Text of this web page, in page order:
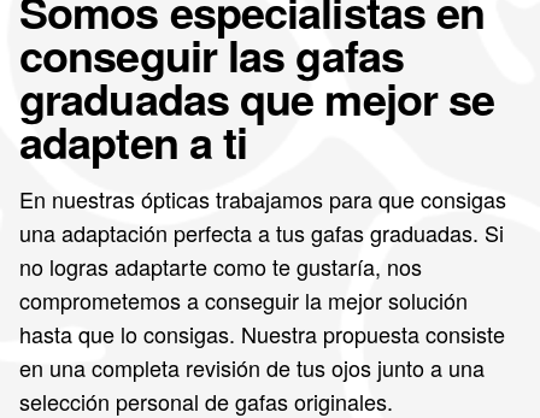
conseguir las gafas
graduadas que mejor se
adapten a ti
En nuestras ópticas trabajamos para que consigas
una adaptación perfecta a tus gafas graduadas. Si
no logras adaptarte como te gustaría, nos
comprometemos a conseguir la mejor solución
hasta que lo consigas. Nuestra propuesta consiste
en una completa revisión de tus ojos junto a una
selección personal de gafas originales.